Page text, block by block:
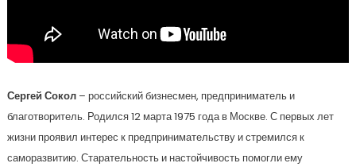
Сергей Сокол– российский бизнесмен, предприниматель и
благотворитель. Родился 12 марта 1975 года в Москве. С первых лет
жизни проявил интерес к предпринимательству и стремился к
саморазвитию. Старательность и настойчивость помогли ему